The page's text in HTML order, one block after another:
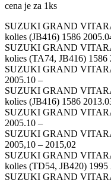
cena je za 1ks
SUZUKI GRAND
kolies (JB416) 1586
SUZUKI GRAND
kolies (TA74, JB416) 1586
SUZUKI GRAND
2005.10 –
SUZUKI GRAND
kolies (JB416) 1586
SUZUKI GRAND
2005.10 –
SUZUKI GRAND
2005,10 – 2015,02
SUZUKI GRAND
kolies (TD54, JB420) 1995
SUZUKI GRAND